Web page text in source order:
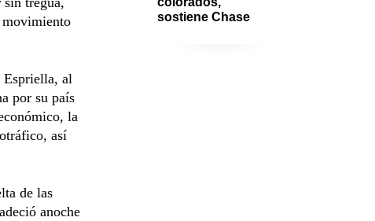
sostiene Chase
Espriella, al
por su país
la
así
de las
anoche